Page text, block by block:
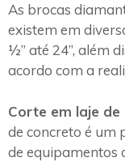
As brocas
existem em
½” até 24”, além
acordo com a
Corte em laje
de concreto é um
de equipamentos